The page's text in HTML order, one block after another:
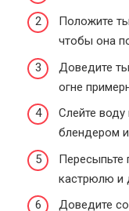
Положите
чтобы она
Доведите
огне
Слейте
блендером
Пересыпьте
кастрюлю и
Доведите